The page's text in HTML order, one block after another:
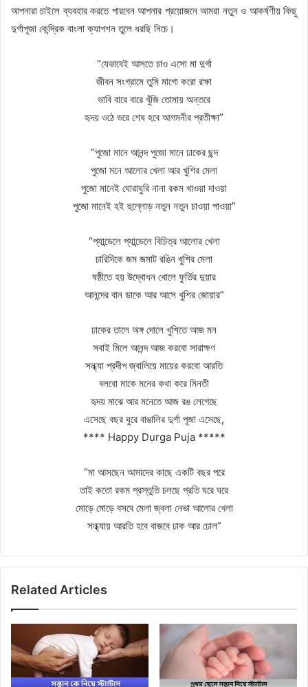
আপনারা চাইলে ব্যবহার করতে পারবেন আপনার প্রয়োজনে আমরা নতুন ও আকর্ষণীয় কিছু
দুর্গাপূজা কেন্দ্রিক বাংলা ক্যাপশন তুলে ধরছি নিচে।
“যেভাবেই আসতে চাও এসো মা দুর্গা
জীবন সংগ্রামে তুমি মাগো করো রক্ষা
ভাবি বারে বারে খুঁজি তোমায় অন্তরে
হৃদয় ওঠে ভরে শেষ হবে আগমনীর প্রতীক্ষা”
“পুজো মানে আনন্দ পুজো মানে ঢাকের ছন্দ
পুজো মনে আলোর খেলা আর খুশির মেলা
পুজো মানেই ঘোরাঘুরি নানা রকম খাওয়া দাওয়া
পুজো মানেই হই হুল্লোড় নতুন নতুন চাওয়া পাওয়া”
“প্যান্ডেলে প্যান্ডেলে বিচিত্র আলোর খেলা
চারিদিকে জম জমাট রঙিন খুশির মেলা
ষষ্ঠীতে হয় উদ্বোধন খোলে ফুর্তির দুয়ার
আনন্দের বান ডাকে আর আসে খুশির জোয়ার”
ঢাকের তালে অঙ্গ দোলে খুশিতে আজ মন
সবাই মিলে আনন্দ আজ করবো সারাক্ষণ
সন্ধ্যা প্রদীপ জ্বালিয়ে মায়ের করবো আরতি
বলবো মাকে মনের কথা করে মিনতী
হৃদয় মাঝে আর মনেতে আজ রঙ লেগেছে
এসেছে বছর ঘুরে বাঙালির দুর্গা পূজা এসেছে,
**** Happy Durga Puja *****
“মা আসছেন আমাদের কাছে একটি বছর পরে
তাই কতো রকম প্রস্তুতি চলছে প্রতি ঘরে ঘরে
মোড়ে মোড়ে বসবে মেলা জ্বলা নেভা আলোর খেলা
সন্ধ্যায় আরতি হবে বাজবে ঢাক আর ঢোল”
Related Articles